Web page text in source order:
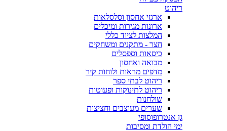
ריהוט
ארגזי אחסון וסלסלאות
ארונות מגירות ומיכלים
המלצות לציוד כללי
חצר - מתקנים ומשחקים
כיסאות וספסלים
מבואה ואחסון
מדפים מראות ולוחות קיר
ריהוט לבתי ספר
ריהוט לתינוקות ופעוטות
שולחנות
שערים מעוצבים וחציצות
גן אנטרופוסופי
ימי הולדת ומסיבות